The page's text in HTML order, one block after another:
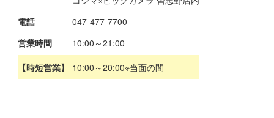
電話
047-477-7700
営業時間
10:00～21:00
【時短営業】
10:00～20:00※当面の間